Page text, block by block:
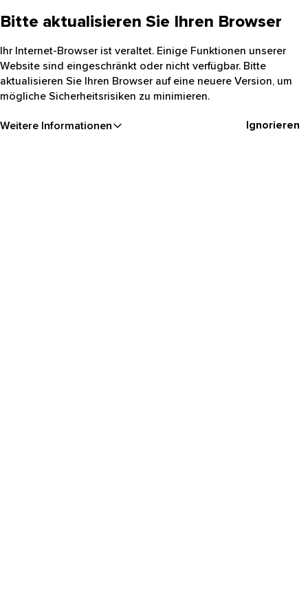
Bitte aktualisieren Sie Ihren Browser
Ihr Internet-Browser ist veraltet. Einige Funktionen unserer
Website sind eingeschränkt oder nicht verfügbar. Bitte
aktualisieren Sie Ihren Browser auf eine neuere Version, um
mögliche Sicherheitsrisiken zu minimieren.
Weitere Informationen Ignorieren